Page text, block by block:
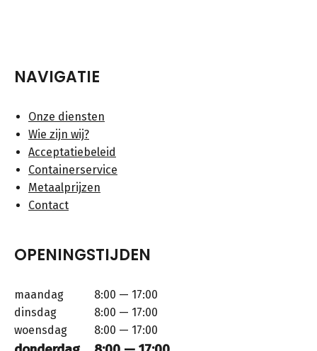
NAVIGATIE
Onze diensten
Wie zijn wij?
Acceptatiebeleid
Containerservice
Metaalprijzen
Contact
OPENINGSTIJDEN
maandag
8:00 — 17:00
dinsdag
8:00 — 17:00
woensdag
8:00 — 17:00